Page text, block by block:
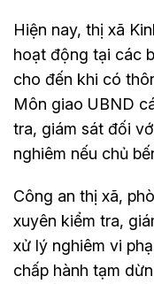
Hiện nay, thị xã
hoạt động tại các
cho đến khi có
Môn giao UBND
tra, giám sát đối
nghiêm nếu chủ
Công an thị xã,
xuyên kiểm tra,
xử lý nghiêm vi
chấp hành tạm